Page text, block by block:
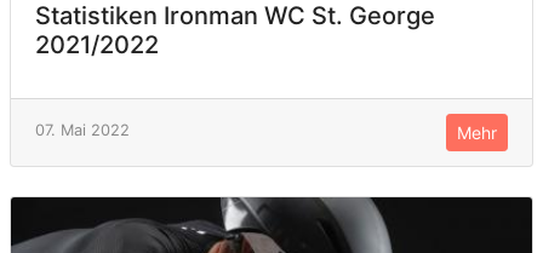
Statistiken Ironman WC St. George
2021/2022
07. Mai 2022 Mehr